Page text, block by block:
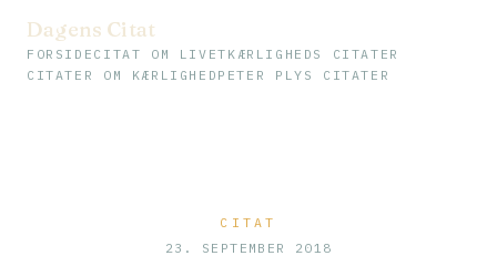
Dagens Citat
FORSIDE CITAT OM LIVET KÆRLIGHEDS CITATER
CITATER OM KÆRLIGHED PETER PLYS CITATER
CITAT
23. SEPTEMBER 2018